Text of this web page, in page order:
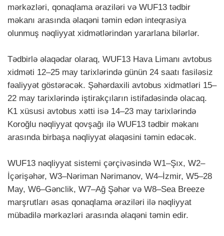
mərkəzləri, qonaqlama əraziləri və WUF13 tədbir
məkanı arasında əlaqəni təmin edən inteqrasiya
olunmuş nəqliyyat xidmətlərindən yararlana bilərlər.
Tədbirlə əlaqədar olaraq, WUF13 Hava Limanı avtobus
xidməti 12–25 may tarixlərində günün 24 saatı fasiləsiz
fəaliyyət göstərəcək. Şəhərdaxili avtobus xidmətləri 15–
22 may tarixlərində iştirakçıların istifadəsində olacaq.
K1 xüsusi avtobus xətti isə 14–23 may tarixlərində
Koroğlu nəqliyyat qovşağı ilə WUF13 tədbir məkanı
arasında birbaşa nəqliyyat əlaqəsini təmin edəcək.
WUF13 nəqliyyat sistemi çərçivəsində W1–Şıx, W2–
İçərişəhər, W3–Nəriman Nərimanov, W4–İzmir, W5–28
May, W6–Gənclik, W7–Ağ Şəhər və W8–Sea Breeze
marşrutları əsas qonaqlama əraziləri ilə nəqliyyat
mübadilə mərkəzləri arasında əlaqəni təmin edir.